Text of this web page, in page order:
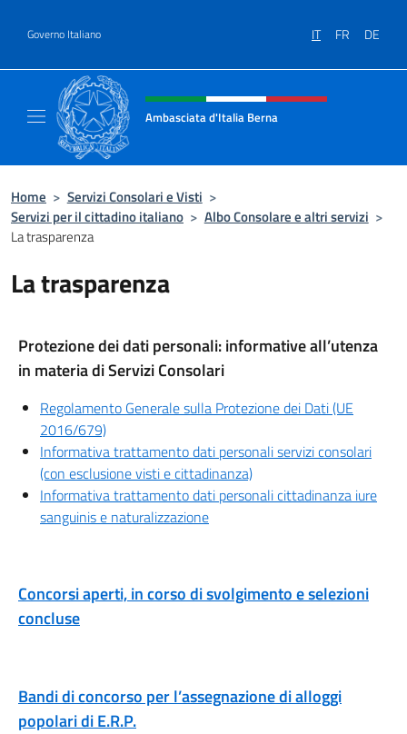
Governo Italiano IT FR DE
Intestazione sito, social e menù
Ambasciata d'Italia Berna
Home > Servizi Consolari e Visti >
Servizi per il cittadino italiano > Albo Consolare e altri servizi >
La trasparenza
La trasparenza
Protezione dei dati personali: informative all’utenza
in materia di Servizi Consolari
Regolamento Generale sulla Protezione dei Dati (UE
2016/679)
Informativa trattamento dati personali servizi consolari
(con esclusione visti e cittadinanza)
Informativa trattamento dati personali cittadinanza iure
sanguinis e naturalizzazione
Concorsi aperti, in corso di svolgimento e selezioni
concluse
Bandi di concorso per l’assegnazione di alloggi
popolari di E.R.P.